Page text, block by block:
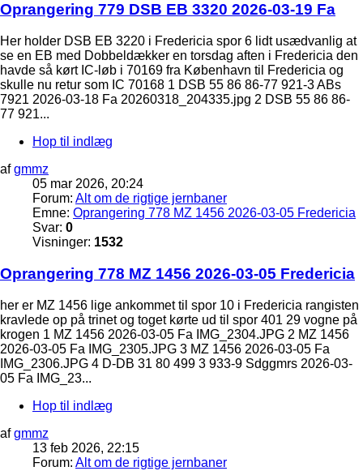
Oprangering 779 DSB EB 3320 2026-03-19 Fa
Her holder DSB EB 3220 i Fredericia spor 6 lidt usædvanlig at
se en EB med Dobbeldækker en torsdag aften i Fredericia den
havde så kørt IC-løb i 70169 fra København til Fredericia og
skulle nu retur som IC 70168 1 DSB 55 86 86-77 921-3 ABs
7921 2026-03-18 Fa 20260318_204335.jpg 2 DSB 55 86 86-
77 921...
Hop til indlæg
afgmmz
05 mar 2026, 20:24
Forum: Alt om de rigtige jernbaner
Emne: Oprangering 778 MZ 1456 2026-03-05 Fredericia
Svar: 0
Visninger: 1532
Oprangering 778 MZ 1456 2026-03-05 Fredericia
her er MZ 1456 lige ankommet til spor 10 i Fredericia rangisten
kravlede op på trinet og toget kørte ud til spor 401 29 vogne på
krogen 1 MZ 1456 2026-03-05 Fa IMG_2304.JPG 2 MZ 1456
2026-03-05 Fa IMG_2305.JPG 3 MZ 1456 2026-03-05 Fa
IMG_2306.JPG 4 D-DB 31 80 499 3 933-9 Sdggmrs 2026-03-
05 Fa IMG_23...
Hop til indlæg
afgmmz
13 feb 2026, 22:15
Forum: Alt om de rigtige jernbaner